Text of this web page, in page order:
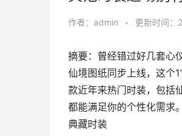
作者： admin • 更新时间
摘要：曾经错过好几套心
仙境图纸同步上线，这个
款近年来热门时装，包括
都能满足你的个性化需求
典藏时装